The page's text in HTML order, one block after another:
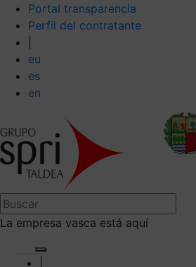
Portal transparencia
Perfil del contratante
eu
es
en
La empresa vasca está aquí